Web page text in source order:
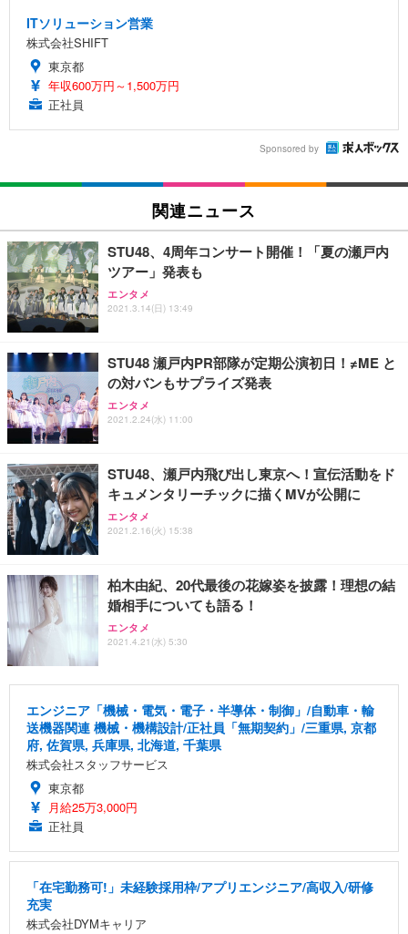
ITソリューション営業
株式会社SHIFT
東京都
年収600万円～1,500万円
正社員
Sponsored by
関連ニュース
STU48、4周年コンサート開催！「夏の瀬戸内
ツアー」発表も
エンタメ
2021.3.14(日) 13:49
STU48 瀬戸内PR部隊が定期公演初日！≠ME と
の対バンもサプライズ発表
エンタメ
2021.2.24(水) 11:00
STU48、瀬戸内飛び出し東京へ！宣伝活動をド
キュメンタリーチックに描くMVが公開に
エンタメ
2021.2.16(火) 15:38
柏木由紀、20代最後の花嫁姿を披露！理想の結
婚相手についても語る！
エンタメ
2021.4.21(水) 5:30
エンジニア「機械・電気・電子・半導体・制御」/自動車・輸
送機器関連 機械・機構設計/正社員「無期契約」/三重県, 京都
府, 佐賀県, 兵庫県, 北海道, 千葉県
株式会社スタッフサービス
東京都
月給25万3,000円
正社員
「在宅勤務可!」未経験採用枠/アプリエンジニア/高収入/研修
充実
株式会社DYMキャリア